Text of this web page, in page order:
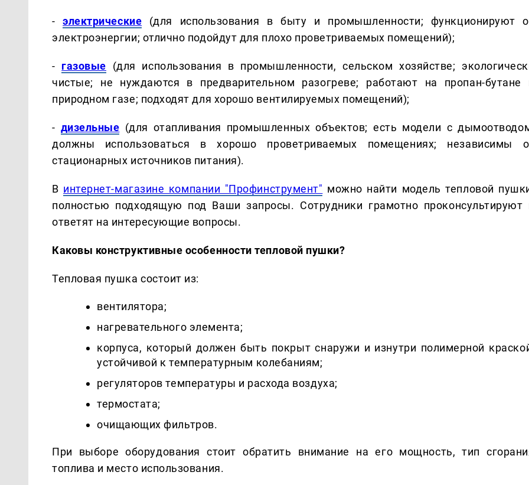
-электрические (для использования в быту и промышленности; функционируют
электроэнергии; отлично подойдут для плохо проветриваемых помещений);
- газовые (для использования в промышленности, сельском хозяйстве;
чистые; не нуждаются в предварительном разогреве; работают на пропан-бутане
природном газе; подходят для хорошо вентилируемых помещений);
- дизельные (для отапливания промышленных объектов; есть модели с
должны использоваться в хорошо проветриваемых помещениях; независимы
стационарных источников питания).
В интернет-магазине компании "Профинструмент" можно найти модель тепловой
полностью подходящую под Ваши запросы. Сотрудники грамотно проконсультируют
ответят на интересующие вопросы.
Каковы конструктивные особенности тепловой пушки?
Тепловая пушка состоит из:
вентилятора;
нагревательного элемента;
корпуса, который должен быть покрыт снаружи и изнутри полимерной
устойчивой к температурным колебаниям;
регуляторов температуры и расхода воздуха;
термостата;
очищающих фильтров.
При выборе оборудования стоит обратить внимание на его мощность, тип
топлива и место использования.